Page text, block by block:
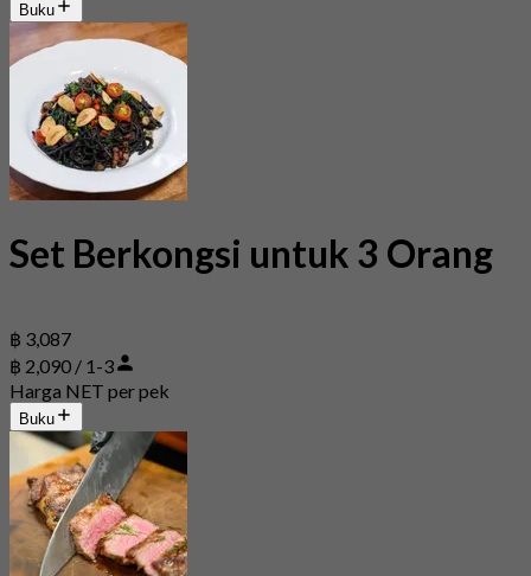
Buku
Set Berkongsi untuk 3 Orang
฿ 3,087
฿ 2,090 / 1-3
Harga NET per pek
Buku